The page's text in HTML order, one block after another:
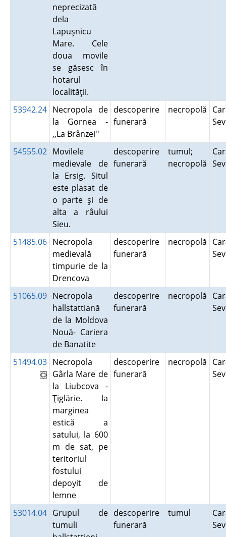
neprecizată
dela
Lapuşnicu
Mare. Cele
doua movile
se găsesc în
hotarul
localităţii.
53942.24 Necropola de
la Gornea -
,,La Brânzei''
descoperire
funerară
necropolă
54555.02 Movilele
medievale de
la Ersig. Situl
este plasat de
o parte şi de
alta a râului
Sieu.
descoperire
funerară
tumul;
necropolă
51485.06 Necropola
medievală
timpurie de la
Drencova
descoperire
funerară
necropolă
51065.09 Necropola
hallstattiană
de la Moldova
Nouă- Cariera
de Banatite
descoperire
funerară
necropolă
51494.03 Necropola
Gârla Mare de
la Liubcova -
Ţiglărie. la
marginea
estică a
satului, la 600
m de sat, pe
teritoriul
fostului
depoyit de
lemne
descoperire
funerară
necropolă
53014.04 Grupul de
tumuli
descoperire
funerară
tumul